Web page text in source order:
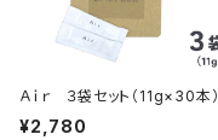
Ａｉｒ ３袋セット（11g×30本）
¥2,780